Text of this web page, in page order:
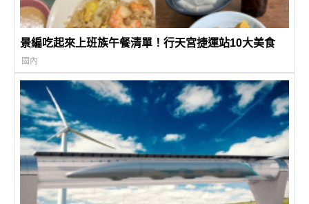
景編吃起來上班族午餐清單！行天宮捷運站10大美食
國內